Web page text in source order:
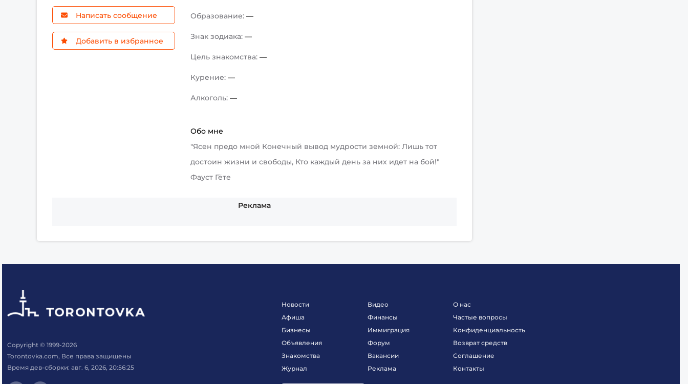
Написать сообщение
Добавить в избранное
Образование:—
Знак зодиака:—
Цель знакомства:—
Курение:—
Алкоголь:—
Обо мне
"Ясен предо мной Конечный вывод мудрости земной: Лишь тот
достоин жизни и свободы, Кто каждый день за них идет на бой!"
Фауст Гёте
Реклама
Copyright © 1999-2026
Torontovka.com, Все права защищены
Время дев-сборки: авг. 6, 2026, 20:56:25
Новости
Афиша
Бизнесы
Объявления
Знакомства
Журнал
Видео
Финансы
Иммиграция
Форум
Вакансии
Реклама
О нас
Частые вопросы
Конфиденциальность
Возврат средств
Соглашение
Контакты